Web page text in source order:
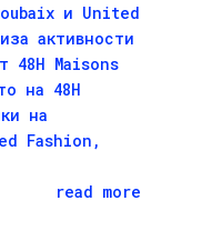
и United
активности
48H Maisons
на 48H
на
Fashion,
read more